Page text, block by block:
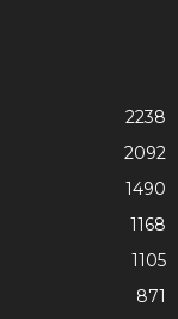
2238
2092
1490
1168
1105
871